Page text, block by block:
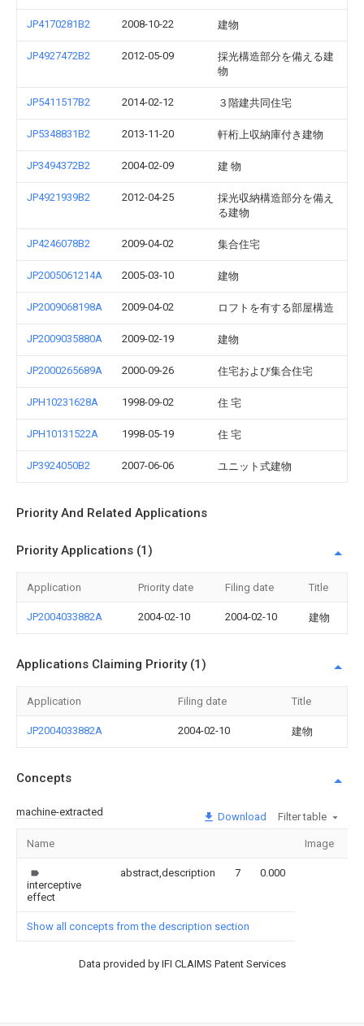
JP4170281B2 2008-10-22 建物
JP4927472B2 2012-05-09
採光構造部分を備える建
物
JP5411517B2 2014-02-12 ３階建共同住宅
JP5348831B2 2013-11-20 軒桁上収納庫付き建物
JP3494372B2 2004-02-09 建 物
JP4921939B2 2012-04-25
採光収納構造部分を備え
る建物
JP4246078B2 2009-04-02 集合住宅
JP2005061214A 2005-03-10 建物
JP2009068198A 2009-04-02 ロフトを有する部屋構造
JP2009035880A 2009-02-19 建物
JP2000265689A 2000-09-26 住宅および集合住宅
JPH10231628A 1998-09-02 住 宅
JPH10131522A 1998-05-19 住 宅
JP3924050B2 2007-06-06 ユニット式建物
Priority And Related Applications
Priority Applications (1)
Application Priority date Filing date Title
JP2004033882A 2004-02-10 2004-02-10 建物
Applications Claiming Priority (1)
Application Filing date Title
JP2004033882A 2004-02-10 建物
Concepts
machine-extracted Download Filter table
Name Image
interceptive
effect
abstract,description 7 0.000
Show all concepts from the description section
Data provided by IFI CLAIMS Patent Services